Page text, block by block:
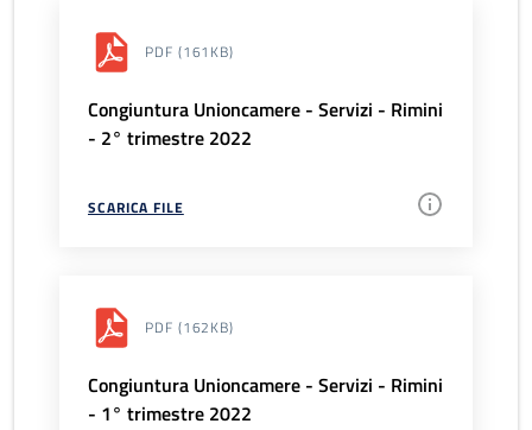
PDF (161KB)
Congiuntura Unioncamere - Servizi - Rimini
- 2° trimestre 2022
SCARICA FILE
PDF (162KB)
Congiuntura Unioncamere - Servizi - Rimini
- 1° trimestre 2022